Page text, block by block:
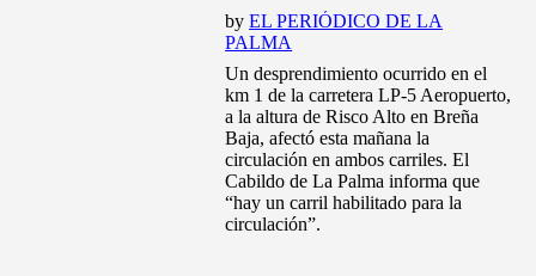
byEL PERIÓDICO DE LA
PALMA
Un desprendimiento ocurrido en el
km 1 de la carretera LP-5 Aeropuerto,
a la altura de Risco Alto en Breña
Baja, afectó esta mañana la
circulación en ambos carriles. El
Cabildo de La Palma informa que
“hay un carril habilitado para la
circulación”.